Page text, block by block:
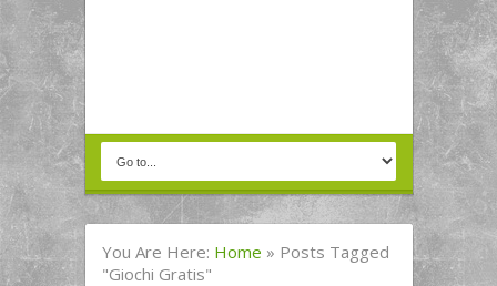
You Are Here: Home » Posts Tagged
"giochi Gratis"